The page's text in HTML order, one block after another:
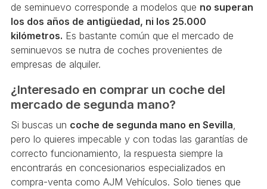
de seminuevo corresponde a modelos que no superan
los dos años de antigüedad, ni los 25.000
kilómetros. Es bastante común que el mercado de
seminuevos se nutra de coches provenientes de
empresas de alquiler.
¿Interesado en comprar un coche del
mercado de segunda mano?
Si buscas un coche de segunda mano en Sevilla,
pero lo quieres impecable y con todas las garantías de
correcto funcionamiento, la respuesta siempre la
encontrarás en concesionarios especializados en
compra-venta como AJM Vehículos. Solo tienes que